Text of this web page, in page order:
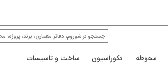
محوطه دکوراسیون ساخت و تاسیسات